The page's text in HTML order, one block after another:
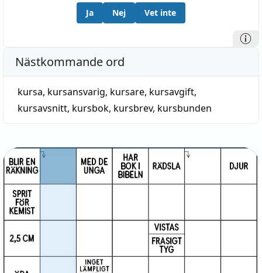
Ja Nej Vet inte
Nästkommande ord
kursa, kursansvarig, kursare, kursavgift,
kursavsnitt, kursbok, kursbrev, kursbunden